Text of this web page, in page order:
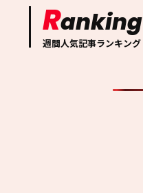
Ranking
週間人気記事ランキング